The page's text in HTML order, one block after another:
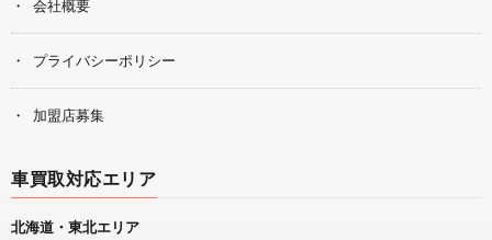
会社概要
プライバシーポリシー
加盟店募集
車買取対応エリア
北海道・東北エリア